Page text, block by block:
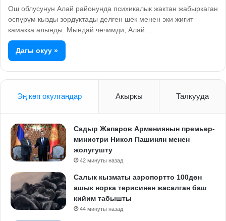
Ош облусунун Алай районунда психикалык жактан жабыркаган
өспүрүм кызды зордуктады делген шек менен эки жигит
камакка алынды. Мындай чечимди, Алай…
Дагы окуу »
Эң көп окулгандар Акыркы Талкууда
Садыр Жапаров Армениянын премьер-
министри Никол Пашинян менен
жолугушту
42 минуты назад
Салык кызматы аэропортто 100дөн
ашык норка терисинен жасалган баш
кийим табышты
44 минуты назад